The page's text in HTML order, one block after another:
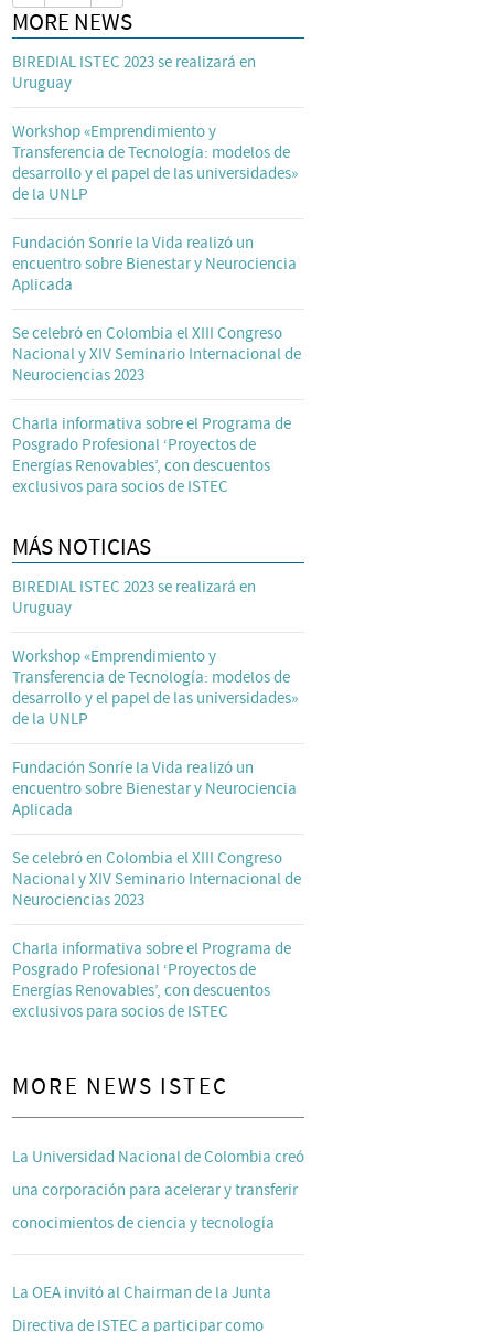
MORE NEWS
BIREDIAL ISTEC 2023 se realizará en
Uruguay
Workshop «Emprendimiento y
Transferencia de Tecnología: modelos de
desarrollo y el papel de las universidades»
de la UNLP
Fundación Sonríe la Vida realizó un
encuentro sobre Bienestar y Neurociencia
Aplicada
Se celebró en Colombia el XIII Congreso
Nacional y XIV Seminario Internacional de
Neurociencias 2023
Charla informativa sobre el Programa de
Posgrado Profesional ‘Proyectos de
Energías Renovables’, con descuentos
exclusivos para socios de ISTEC
MÁS NOTICIAS
BIREDIAL ISTEC 2023 se realizará en
Uruguay
Workshop «Emprendimiento y
Transferencia de Tecnología: modelos de
desarrollo y el papel de las universidades»
de la UNLP
Fundación Sonríe la Vida realizó un
encuentro sobre Bienestar y Neurociencia
Aplicada
Se celebró en Colombia el XIII Congreso
Nacional y XIV Seminario Internacional de
Neurociencias 2023
Charla informativa sobre el Programa de
Posgrado Profesional ‘Proyectos de
Energías Renovables’, con descuentos
exclusivos para socios de ISTEC
MORE NEWS ISTEC
La Universidad Nacional de Colombia creó
una corporación para acelerar y transferir
conocimientos de ciencia y tecnología
La OEA invitó al Chairman de la Junta
Directiva de ISTEC a participar como